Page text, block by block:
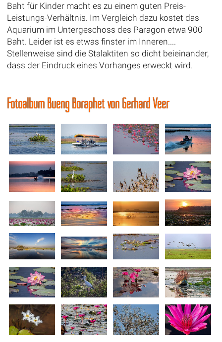
Baht für Kinder macht es zu einem guten Preis-
Leistungs-Verhältnis. Im Vergleich dazu kostet das
Aquarium im Untergeschoss des Paragon etwa 900
Baht. Leider ist es etwas finster im Inneren....
Stellenweise sind die Stalaktiten so dicht beieinander,
dass der Eindruck eines Vorhanges erweckt wird.
Fotoalbum Bueng Boraphet von Gerhard Veer